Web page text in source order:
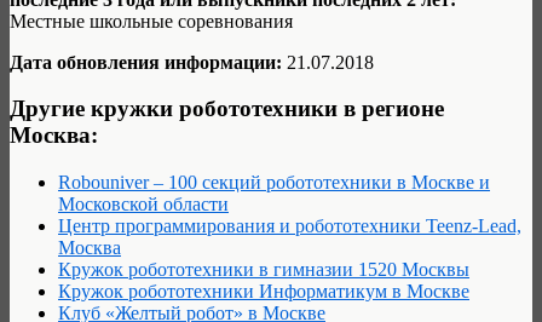
Местные школьные соревнования
Дата обновления информации: 21.07.2018
Другие кружки робототехники в регионе
Москва:
Robouniver – 100 секций робототехники в Москве и
Московской области
Центр программирования и робототехники Teenz-Lead,
Москва
Кружок робототехники в гимназии 1520 Москвы
Кружок робототехники Информатикум в Москве
Клуб «Желтый робот» в Москве